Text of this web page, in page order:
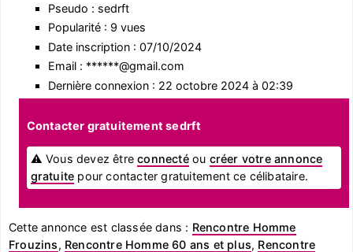
Pseudo : sedrft
Popularité : 9 vues
Date inscription : 07/10/2024
Email : ******@gmail.com
Dernière connexion : 22 octobre 2024 à 02:39
Contacter gratuitement sedrft
⚠ Vous devez êtreconnectéou créer votre annonce
gratuite pour contacter gratuitement ce célibataire.
Cette annonce est classée dans : Rencontre Homme
Frouzins, Rencontre Homme 60 ans et plus, Rencontre